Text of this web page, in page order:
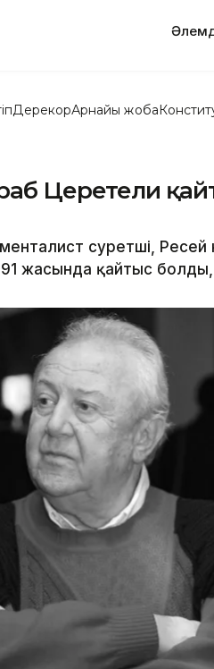
ДерекқорАрнайы жоба
Церетели
суретші, Ресей
91 жасында қайтыс